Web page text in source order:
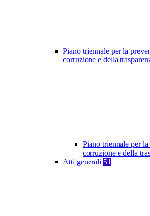
Piano triennale per la
corruzione e della
Piano triennale per
corruzione e della
Atti generali 51